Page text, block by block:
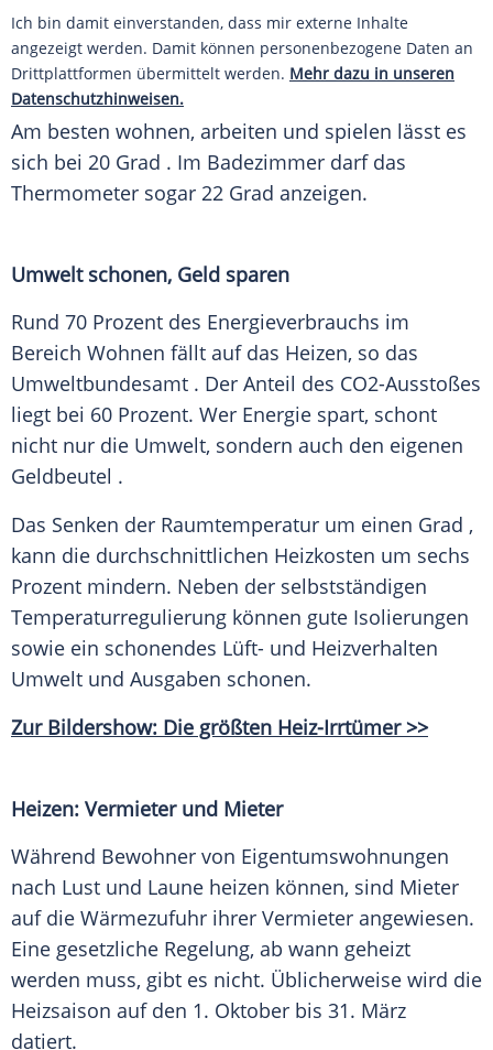
Ich bin damit einverstanden, dass mir externe Inhalte
angezeigt werden. Damit können personenbezogene Daten an
Drittplattformen übermittelt werden. Mehr dazu in unseren
Datenschutzhinweisen.
Am besten wohnen, arbeiten und spielen lässt es
sich bei 20 Grad . Im Badezimmer darf das
Thermometer sogar 22 Grad anzeigen.
Umwelt schonen, Geld sparen
Rund 70 Prozent des Energieverbrauchs im
Bereich Wohnen fällt auf das Heizen, so das
Umweltbundesamt . Der Anteil des CO2-Ausstoßes
liegt bei 60 Prozent. Wer Energie spart, schont
nicht nur die Umwelt, sondern auch den eigenen
Geldbeutel .
Das Senken der Raumtemperatur um einen Grad ,
kann die durchschnittlichen Heizkosten um sechs
Prozent mindern. Neben der selbstständigen
Temperaturregulierung können gute Isolierungen
sowie ein schonendes Lüft- und Heizverhalten
Umwelt und Ausgaben schonen.
Zur Bildershow: Die größten Heiz-Irrtümer >>
Heizen: Vermieter und Mieter
Während Bewohner von Eigentumswohnungen
nach Lust und Laune heizen können, sind Mieter
auf die Wärmezufuhr ihrer Vermieter angewiesen.
Eine gesetzliche Regelung, ab wann geheizt
werden muss, gibt es nicht. Üblicherweise wird die
Heizsaison auf den 1. Oktober bis 31. März
datiert.